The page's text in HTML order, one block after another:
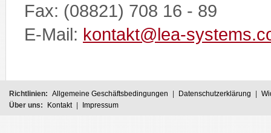
Fax: (08821) 708 16 - 89
E-Mail: kontakt@lea-
Richtlinien: Allgemeine Geschäftsbedingungen Datenschutzerklärung
Über uns:
Kontakt Impressum